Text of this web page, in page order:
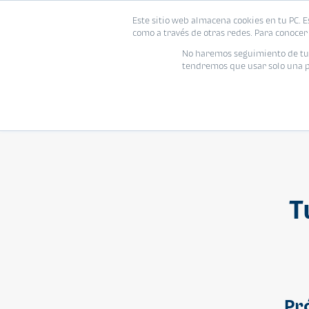
Este sitio web almacena cookies en tu
como a través de otras redes. Para
No haremos seguimiento de
tendremos que usar solo una